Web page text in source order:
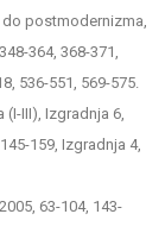
do postmodernizma,
364, 368-371,
536-551, 569-575.
III), Izgradnja 6,
159, Izgradnja 4,
63-104, 143-